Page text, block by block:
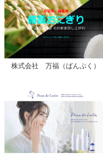
株式会社 万福（ばんぷく）